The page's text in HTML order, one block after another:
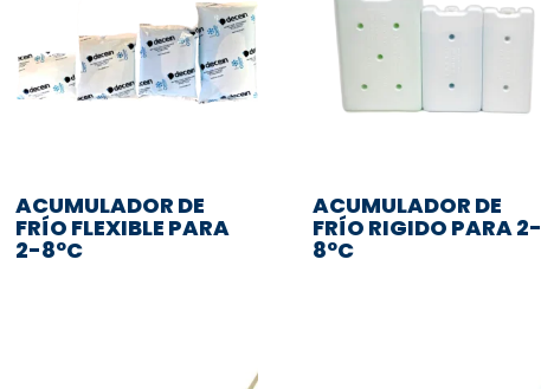
ACUMULADOR DE
FRÍO FLEXIBLE PARA
2-8ºC
ACUMULADOR DE
FRÍO RIGIDO PARA 2-
8ºC